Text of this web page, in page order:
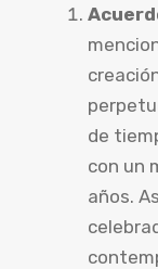
de
con un
años.